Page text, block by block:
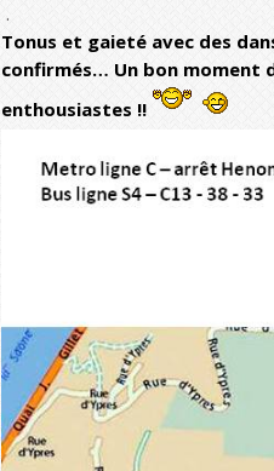
.
Tonus et gaieté avec des
confirmés… Un bon moment
enthousiastes !!